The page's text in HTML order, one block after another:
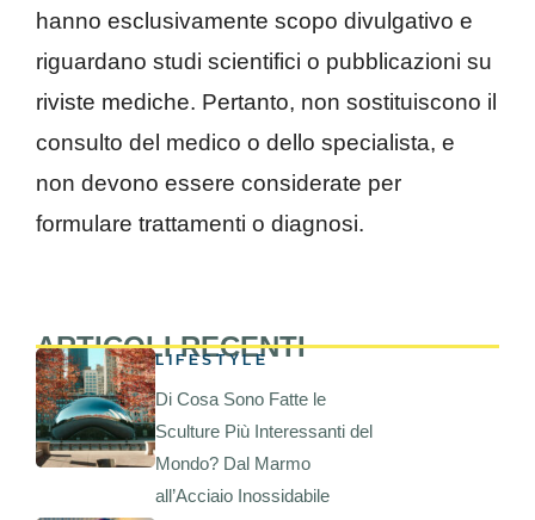
hanno esclusivamente scopo divulgativo e
riguardano studi scientifici o pubblicazioni su
riviste mediche. Pertanto, non sostituiscono il
consulto del medico o dello specialista, e
non devono essere considerate per
formulare trattamenti o diagnosi.
ARTICOLI RECENTI
LIFESTYLE
Di Cosa Sono Fatte le
Sculture Più Interessanti del
Mondo? Dal Marmo
all’Acciaio Inossidabile